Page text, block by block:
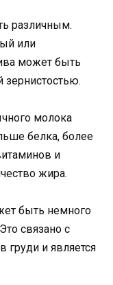
различным.
или
может быть
зернистостью.
молока
белка, более
и
жира.
быть немного
связано с
и является